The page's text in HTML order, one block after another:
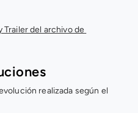
Trailer del archivo de
realizada según el